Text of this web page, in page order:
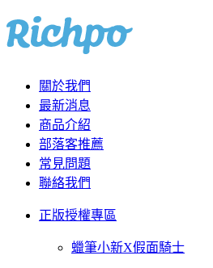
關於我們
最新消息
商品介紹
部落客推薦
常見問題
聯絡我們
正版授權專區
蠟筆小新X假面騎士